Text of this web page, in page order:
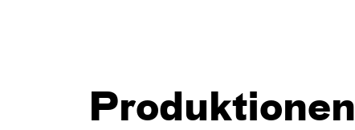
Produktionen